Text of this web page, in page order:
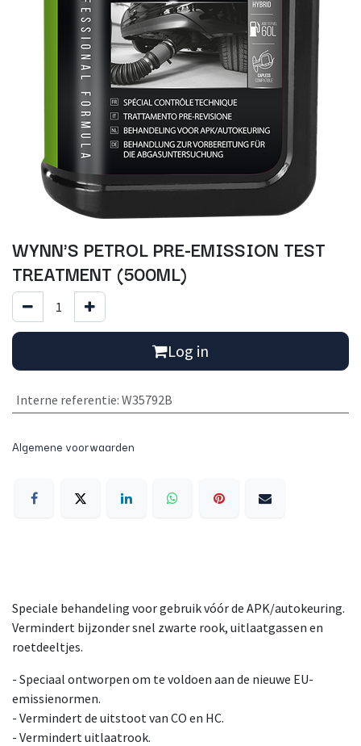
WYNN'S PETROL PRE-EMISSION TEST
TREATMENT (500ML)
Log in
Interne referentie: W35792B
Algemene voorwaarden
Speciale behandeling voor gebruik vóór de APK/autokeuring.
Vermindert bijzonder snel zwarte rook, uitlaatgassen en
roetdeeltjes.
- Speciaal ontworpen om te voldoen aan de nieuwe EU-
emissienormen.
- Vermindert de uitstoot van CO en HC.
- Vermindert uitlaatrook.